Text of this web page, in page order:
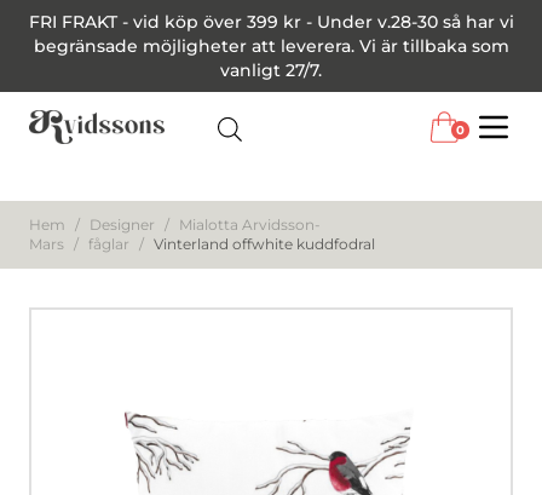
FRI FRAKT - vid köp över 399 kr - Under v.28-30 så har vi
begränsade möjligheter att leverera. Vi är tillbaka som
vanligt 27/7.
0
Hem / Designer / Mialotta Arvidsson-
Mars / fåglar / Vinterland offwhite kuddfodral